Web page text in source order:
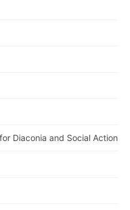
Diaconia and Social Action